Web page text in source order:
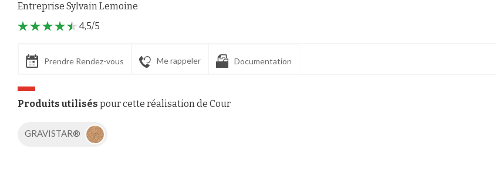
Entreprise Sylvain Lemoine
4,5/5
Prendre Rendez-vous Me rappeler Documentation
Produits utilisés pour cette réalisation de Cour
GRAVISTAR®